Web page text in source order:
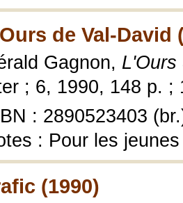
de Val-David
Gagnon, L'Ours
; 6, 1990, 148 p. ;
: 2890523403
: Pour les jeunes
(1990)